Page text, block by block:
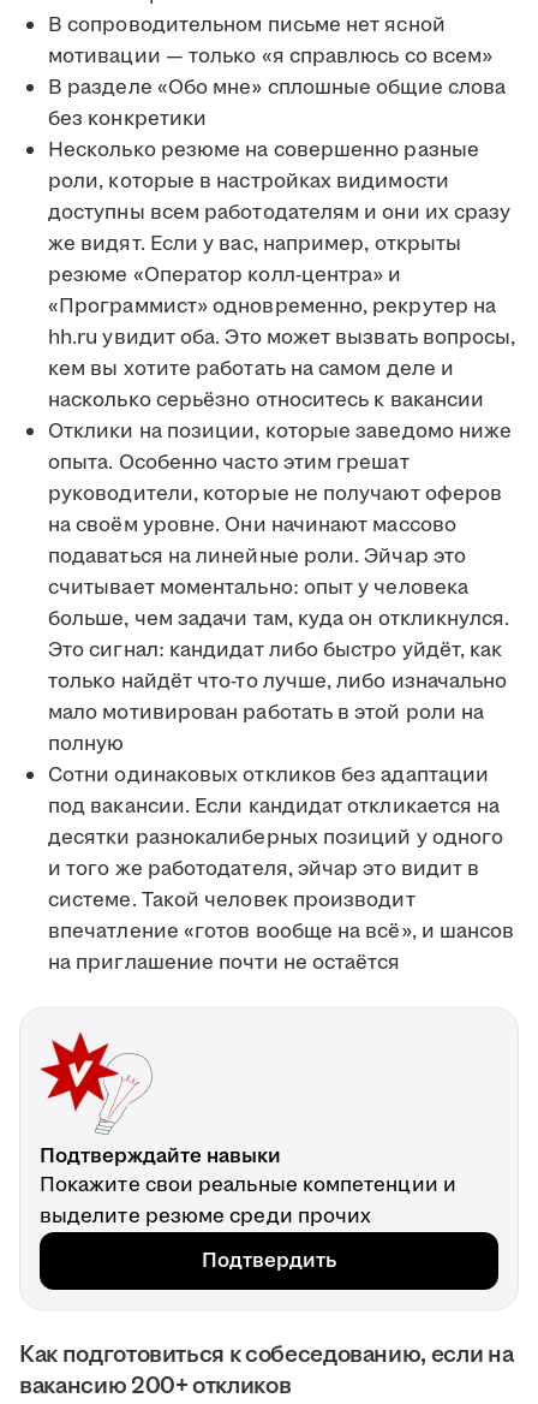
В сопроводительном письме нет ясной
мотивации — только «я справлюсь со всем»
В разделе «Обо мне» сплошные общие слова
без конкретики
Несколько резюме на совершенно разные
роли, которые в настройках видимости
доступны всем работодателям и они их сразу
же видят. Если у вас, например, открыты
резюме «Оператор колл-центра» и
«Программист» одновременно, рекрутер на
hh.ru увидит оба. Это может вызвать вопросы,
кем вы хотите работать на самом деле и
насколько серьёзно относитесь к вакансии
Отклики на позиции, которые заведомо ниже
опыта. Особенно часто этим грешат
руководители, которые не получают оферов
на своём уровне. Они начинают массово
подаваться на линейные роли. Эйчар это
считывает моментально: опыт у человека
больше, чем задачи там, куда он откликнулся.
Это сигнал: кандидат либо быстро уйдёт, как
только найдёт что-то лучше, либо изначально
мало мотивирован работать в этой роли на
полную
Сотни одинаковых откликов без адаптации
под вакансии. Если кандидат откликается на
десятки разнокалиберных позиций у одного
и того же работодателя, эйчар это видит в
системе. Такой человек производит
впечатление «готов вообще на всё», и шансов
на приглашение почти не остаётся
Подтверждайте навыки
Покажите свои реальные компетенции и
выделите резюме среди прочих
Подтвердить
Как подготовиться к собеседованию, если на
вакансию 200+ откликов